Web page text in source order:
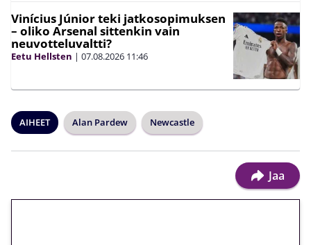
Vinícius Júnior teki jatkosopimuksen
– oliko Arsenal sittenkin vain
neuvotteluvaltti?
Eetu Hellsten | 07.08.2026 11:46
AIHEET Alan Pardew Newcastle
Jaa